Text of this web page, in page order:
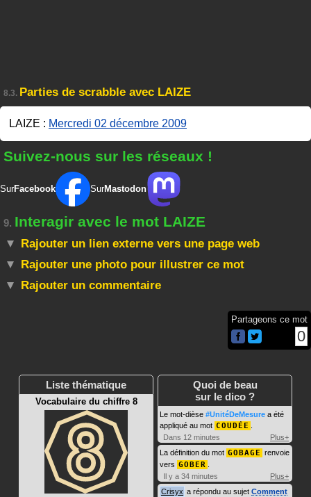
8.3. Parties de scrabble avec LAIZE
LAIZE : Mercredi 02 décembre 2009
Suivez-nous sur les réseaux !
SurFacebook SurMastodon
9. Interagir avec le mot LAIZE
Rajouter un lien externe vers une page web
Rajouter une photo pour illustrer ce mot
Rajouter un commentaire
Partageons ce mot
0
Liste thématique
Vocabulaire du chiffre 8
Quoi de beau
sur le dico ?
Le mot-dièse #UnitéDeMesure a été
appliqué au mot COUDÉE
Dans 12 minutes
Plus+
La définition du mot GOBAGE renvoie
vers GOBER
Il y a 34 minutes
Plus+
Crisyx a répondu au sujet Comment